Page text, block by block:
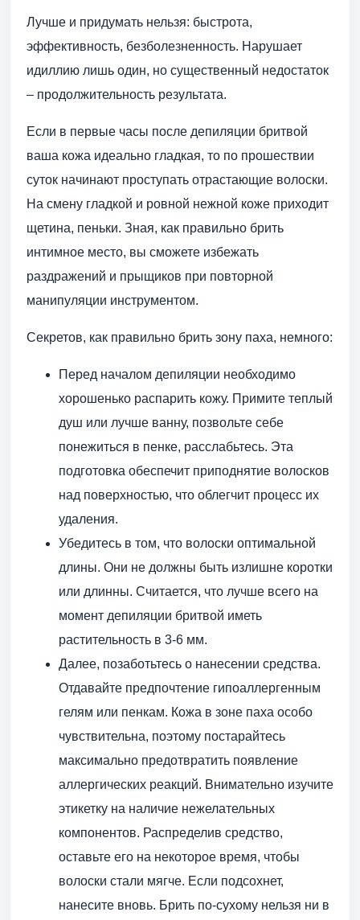
Лучше и придумать нельзя: быстрота,
эффективность, безболезненность. Нарушает
идиллию лишь один, но существенный недостаток
– продолжительность результата.
Если в первые часы после депиляции бритвой
ваша кожа идеально гладкая, то по прошествии
суток начинают проступать отрастающие волоски.
На смену гладкой и ровной нежной коже приходит
щетина, пеньки. Зная, как правильно брить
интимное место, вы сможете избежать
раздражений и прыщиков при повторной
манипуляции инструментом.
Секретов, как правильно брить зону паха, немного:
Перед началом депиляции необходимо
хорошенько распарить кожу. Примите теплый
душ или лучше ванну, позвольте себе
понежиться в пенке, расслабьтесь. Эта
подготовка обеспечит приподнятие волосков
над поверхностью, что облегчит процесс их
удаления.
Убедитесь в том, что волоски оптимальной
длины. Они не должны быть излишне коротки
или длинны. Считается, что лучше всего на
момент депиляции бритвой иметь
растительность в 3-6 мм.
Далее, позаботьтесь о нанесении средства.
Отдавайте предпочтение гипоаллергенным
гелям или пенкам. Кожа в зоне паха особо
чувствительна, поэтому постарайтесь
максимально предотвратить появление
аллергических реакций. Внимательно изучите
этикетку на наличие нежелательных
компонентов. Распределив средство,
оставьте его на некоторое время, чтобы
волоски стали мягче. Если подсохнет,
нанесите вновь. Брить по-сухому нельзя ни в